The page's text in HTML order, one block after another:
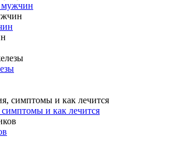
мужчин
и как лечится